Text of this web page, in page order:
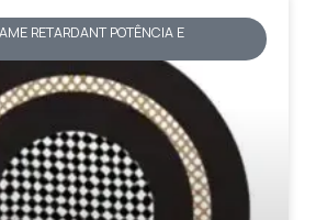
RETARDANT POTÊNCIA E